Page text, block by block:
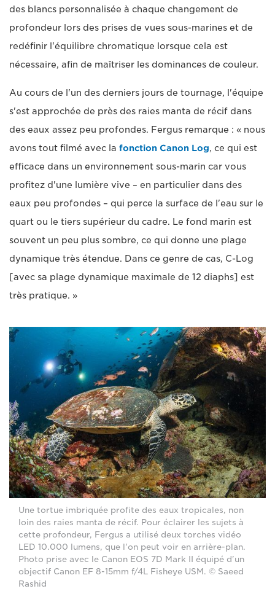
des blancs personnalisée à chaque changement de
profondeur lors des prises de vues sous-marines et de
redéfinir l'équilibre chromatique lorsque cela est
nécessaire, afin de maîtriser les dominances de couleur.
Au cours de l'un des derniers jours de tournage, l'équipe
s'est approchée de près des raies manta de récif dans
des eaux assez peu profondes. Fergus remarque : « nous
avons tout filmé avec la fonction Canon Log, ce qui est
efficace dans un environnement sous-marin car vous
profitez d'une lumière vive – en particulier dans des
eaux peu profondes – qui perce la surface de l'eau sur le
quart ou le tiers supérieur du cadre. Le fond marin est
souvent un peu plus sombre, ce qui donne une plage
dynamique très étendue. Dans ce genre de cas, C-Log
[avec sa plage dynamique maximale de 12 diaphs] est
très pratique. »
Une tortue imbriquée profite des eaux tropicales, non
loin des raies manta de récif. Pour éclairer les sujets à
cette profondeur, Fergus a utilisé deux torches vidéo
LED 10.000 lumens, que l'on peut voir en arrière-plan.
Photo prise avec le Canon EOS 7D Mark II équipé d'un
objectif Canon EF 8-15mm f/4L Fisheye USM. © Saeed
Rashid